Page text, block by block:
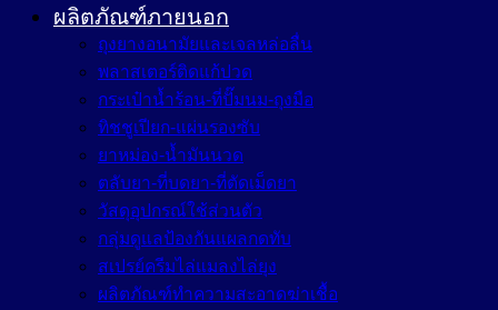
ผลิตภัณฑ์ภายนอก
ถุงยางอนามัยและเจลหล่อลื่น
พลาสเตอร์ติดแก้ปวด
กระเป๋าน้ำร้อน-ที่ปั๊มนม-ถุงมือ
ทิชชูเปียก-แผ่นรองซับ
ยาหม่อง-น้ำมันนวด
ตลับยา-ที่บดยา-ที่ตัดเม็ดยา
วัสดุอุปกรณ์ใช้ส่วนตัว
กลุ่มดูแลป้องกันแผลกดทับ
สเปรย์ครีมไล่แมลงไล่ยุง
ผลิตภัณฑ์ทำความสะอาดฆ่าเชื้อ